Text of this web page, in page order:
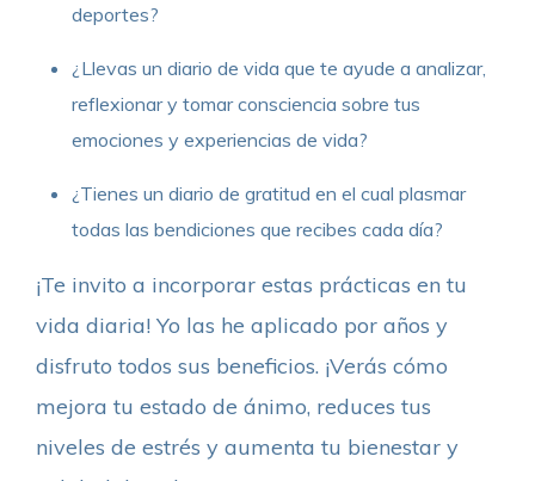
deportes?
¿Llevas un diario de vida que te ayude a analizar,
reflexionar y tomar consciencia sobre tus
emociones y experiencias de vida?
¿Tienes un diario de gratitud en el cual plasmar
todas las bendiciones que recibes cada día?
¡Te invito a incorporar estas prácticas en tu
vida diaria! Yo las he aplicado por años y
disfruto todos sus beneficios. ¡Verás cómo
mejora tu estado de ánimo, reduces tus
niveles de estrés y aumenta tu bienestar y